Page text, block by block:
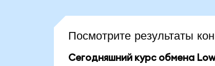
Посмотрите результаты
Сегодняшний курс обмена